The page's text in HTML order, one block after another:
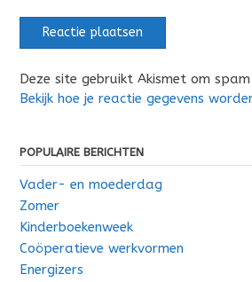
Deze site gebruikt Akismet om
Bekijk hoe je reactie gegevens
POPULAIRE BERICHTEN
Vader- en moederdag
Zomer
Kinderboekenweek
Coöperatieve werkvormen
Energizers